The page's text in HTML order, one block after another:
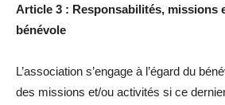
Article 3 : Responsabilités, missions
bénévole
L’association s’engage à l’égard du
des missions et/ou activités si ce